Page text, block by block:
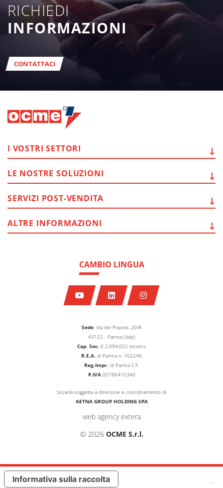
RICHIEDI
INFORMAZIONI
CONTATTACI
Sede: Via del Popolo, 20/A
43122 - Parma (Italy)
Cap. Soc. € 2.094.052 int.vers
R.E.A. di Parma n. 162246
Reg.Impr. di Parma C.F.
P.IVA00786410340
Società soggetta a direzione e coordinamento di
AETNA GROUP HOLDING SPA
web agency extera
© 2026 OCME S.r.l.
CAMBIO LINGUA
I VOSTRI SETTORI
LE NOSTRE SOLUZIONI
SERVIZI POST-VENDITA
ALTRE INFORMAZIONI
Informativa sulla raccolta